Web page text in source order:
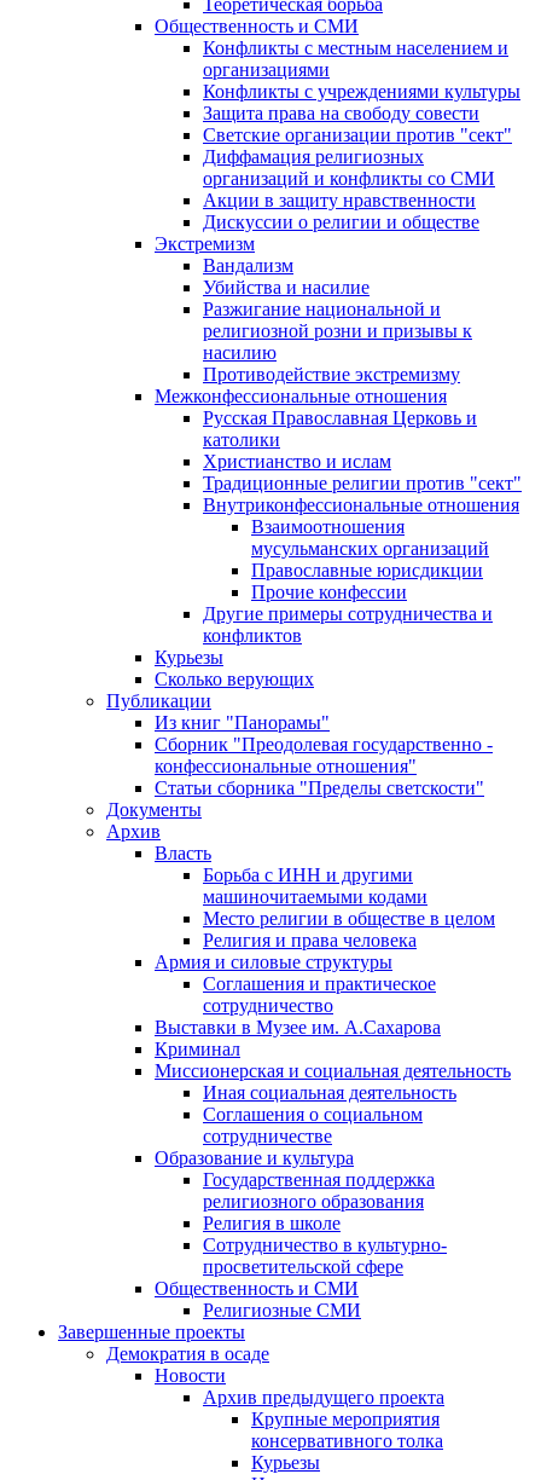
Теоретическая борьба
Общественность и СМИ
Конфликты с местным населением и
организациями
Конфликты с учреждениями культуры
Защита права на свободу совести
Светские организации против "сект"
Диффамация религиозных
организаций и конфликты со СМИ
Акции в защиту нравственности
Дискуссии о религии и обществе
Экстремизм
Вандализм
Убийства и насилие
Разжигание национальной и
религиозной розни и призывы к
насилию
Противодействие экстремизму
Межконфессиональные отношения
Русская Православная Церковь и
католики
Христианство и ислам
Традиционные религии против "сект"
Внутриконфессиональные отношения
Взаимоотношения
мусульманских организаций
Православные юрисдикции
Прочие конфессии
Другие примеры сотрудничества и
конфликтов
Курьезы
Сколько верующих
Публикации
Из книг "Панорамы"
Сборник "Преодолевая государственно -
конфессиональные отношения"
Статьи сборника "Пределы светскости"
Документы
Архив
Власть
Борьба с ИНН и другими
машиночитаемыми кодами
Место религии в обществе в целом
Религия и права человека
Армия и силовые структуры
Соглашения и практическое
сотрудничество
Выставки в Музее им. А.Сахарова
Криминал
Миссионерская и социальная деятельность
Иная социальная деятельность
Соглашения о социальном
сотрудничестве
Образование и культура
Государственная поддержка
религиозного образования
Религия в школе
Сотрудничество в культурно-
просветительской сфере
Общественность и СМИ
Религиозные СМИ
Завершенные проекты
Демократия в осаде
Новости
Архив предыдущего проекта
Крупные мероприятия
консервативного толка
Курьезы